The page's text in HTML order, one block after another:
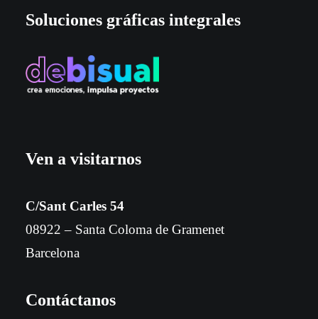
Soluciones gráficas integrales
Ven a visitarnos
C/Sant Carles 54
08922 – Santa Coloma de Gramenet
Barcelona
Contáctanos